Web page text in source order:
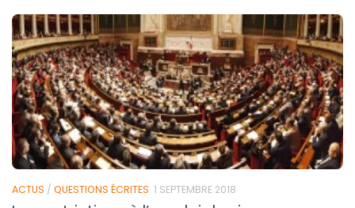
ACTUS / QUESTIONS ÉCRITES 1 SEPTEMBRE 2018